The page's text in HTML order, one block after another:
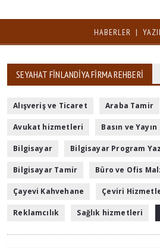
HABERLER |
SEYAHAT FINLANDIYA FIRMA REHBERI
Alışveriş ve Ticaret Araba Tamir
Avukat hizmetleri Basın ve Yayın
Bilgisayar Bilgisayar Program
Bilgisayar Tamir Büro ve Ofis
Çayevi Kahvehane Çeviri
Reklamcılık Sağlık hizmetleri